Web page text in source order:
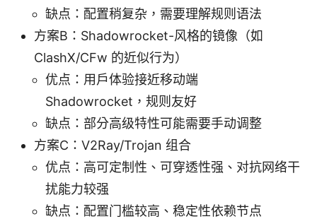
缺点：配置稍复杂，需要理解规则语法
方案B：Shadowrocket-风格的镜像（如
ClashX/CFw 的近似行为）
优点：用户体验接近移动端
Shadowrocket，规则友好
缺点：部分高级特性可能需要手动调整
方案C：V2Ray/Trojan 组合
优点：高可定制性、可穿透性强、对抗网络干
扰能力较强
缺点：配置门槛较高、稳定性依赖节点